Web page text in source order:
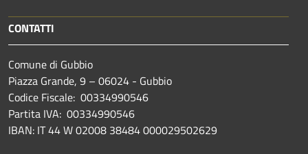
CONTATTI
Comune di Gubbio
Piazza Grande, 9 – 06024 - Gubbio
Codice Fiscale: 00334990546
Partita IVA: 00334990546
IBAN: IT 44 W 02008 38484 000029502629